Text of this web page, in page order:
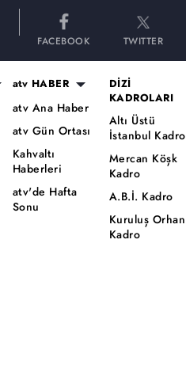
FACEBOOK TWITTER
atv HABER
atv Ana Haber
atv Gün Ortası
Kahvaltı
Haberleri
atv'de Hafta
Sonu
DİZİ
KADROLARI
Altı Üstü
İstanbul Kadro
Mercan Köşk
Kadro
A.B.İ. Kadro
Kuruluş Orhan
Kadro